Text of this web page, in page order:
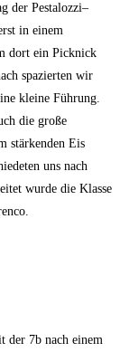
der Pestalozzi–
in einem
dort ein Picknick
spazierten wir
kleine Führung.
die große
stärkenden Eis
uns nach
wurde die Klasse
der 7b nach einem